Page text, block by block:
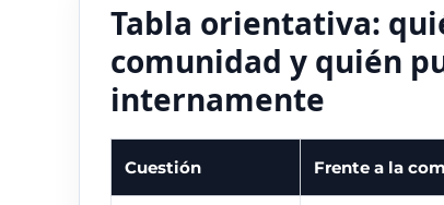
Tabla orientativa:
comunidad y quién
internamente
Cuestión Frente a la